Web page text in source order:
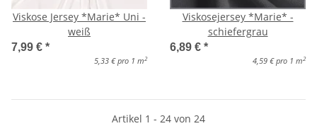
Viskose Jersey *Marie* Uni -
weiß
7,99 € *
5,33 € pro 1 m 2
Viskosejersey *Marie* -
schiefergrau
6,89 € *
4,59 € pro 1 m 2
Artikel 1 - 24 von 24